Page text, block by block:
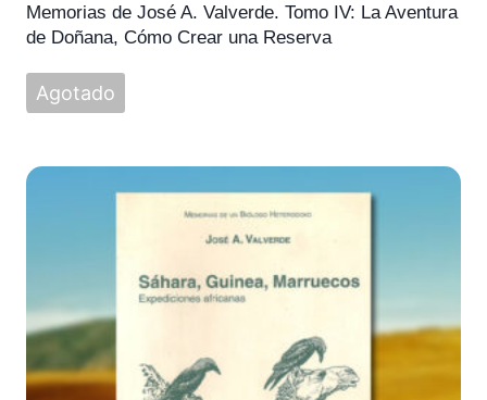
Memorias de José A. Valverde. Tomo IV: La Aventura
de Doñana, Cómo Crear una Reserva
original
30,00 €.
actual
Agotado